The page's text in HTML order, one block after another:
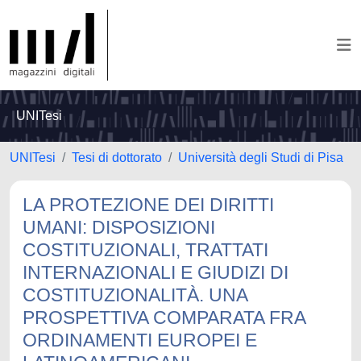
UNITesi
UNITesi Tesi di dottorato Università degli Studi di Pisa
LA PROTEZIONE DEI DIRITTI
UMANI: DISPOSIZIONI
COSTITUZIONALI, TRATTATI
INTERNAZIONALI E GIUDIZI DI
COSTITUZIONALITÀ. UNA
PROSPETTIVA COMPARATA FRA
ORDINAMENTI EUROPEI E